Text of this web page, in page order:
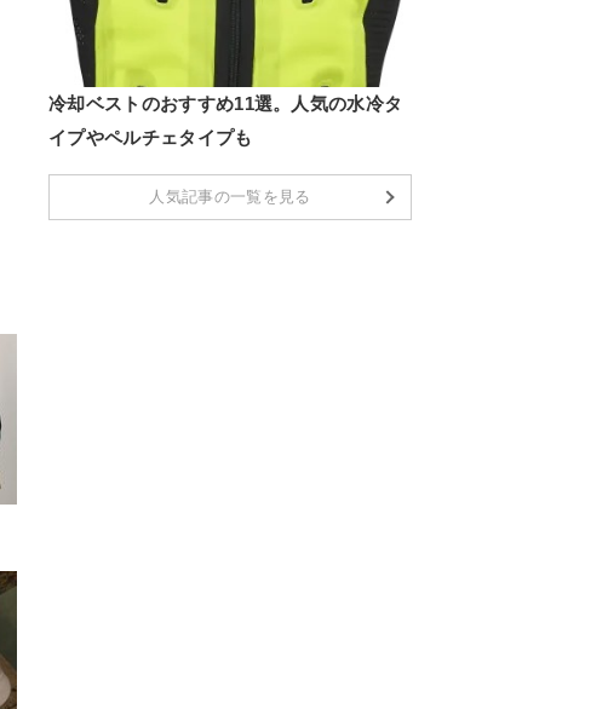
冷却ベストのおすすめ11選。人気の水冷タ
イプやペルチェタイプも
人気記事の一覧を見る